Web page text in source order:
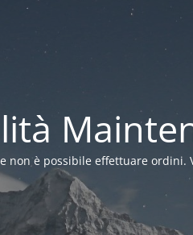
non è possibile effettuare ordini.